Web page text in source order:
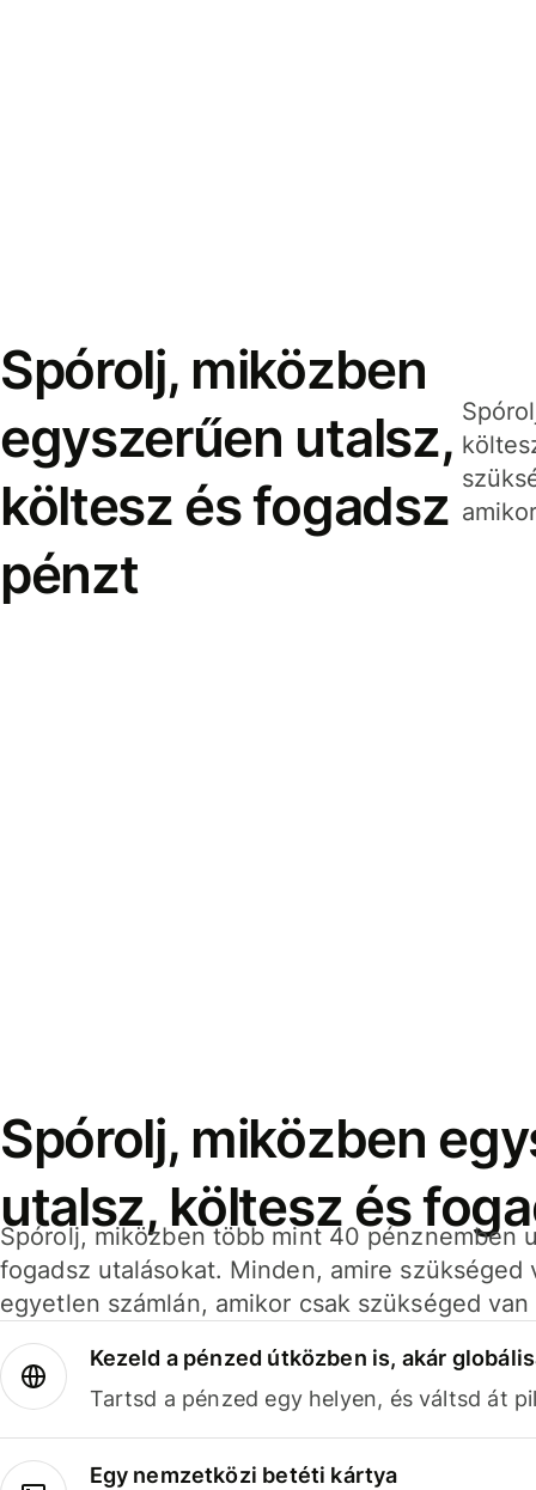
Spórolj, miközben
egyszerűen utalsz,
költesz és fogadsz
pénzt
Spórolj, miközben
utalsz, költesz és
Spórolj, miközben több mint 40 pénznemben
fogadsz utalásokat. Minden, amire szükséged
egyetlen számlán, amikor csak szükséged van
Kezeld a pénzed útközben is, akár
Tartsd a pénzed egy helyen, és váltsd át
Egy nemzetközi betéti kártya